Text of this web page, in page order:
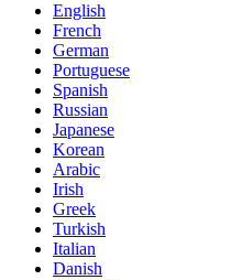
English
French
German
Portuguese
Spanish
Russian
Japanese
Korean
Arabic
Irish
Greek
Turkish
Italian
Danish